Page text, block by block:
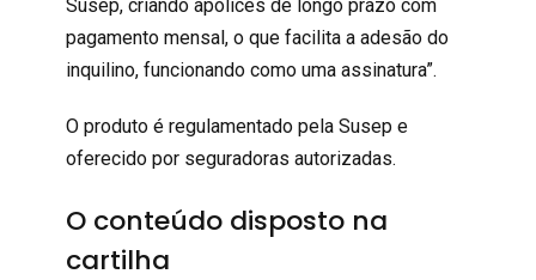
Susep, criando apólices de longo prazo com
pagamento mensal, o que facilita a adesão do
inquilino, funcionando como uma assinatura”.
O produto é regulamentado pela Susep e
oferecido por seguradoras autorizadas.
O conteúdo disposto na
cartilha